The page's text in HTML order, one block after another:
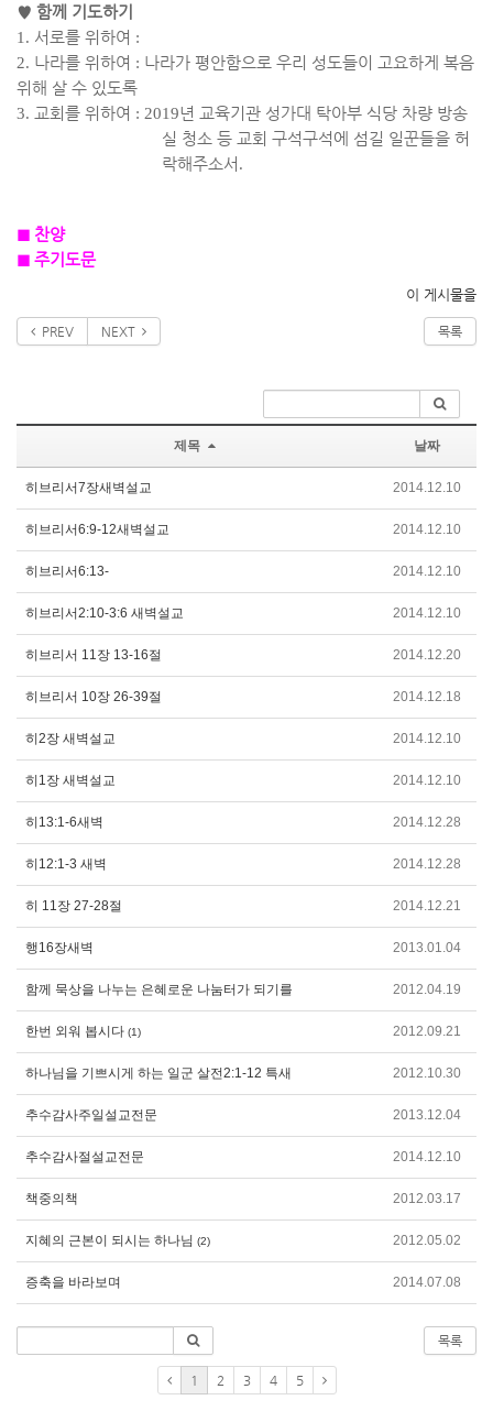
♥ 함께 기도하기
1. 서로를 위하여 :
2. 나라를 위하여 : 나라가 평안함으로 우리 성도들이 고요하게 복음
위해 살 수 있도록
3. 교회를 위하여 : 2019년 교육기관 성가대 탁아부 식당 차량 방송
실 청소 등 교회 구석구석에 섬길 일꾼들을 허
락해주소서 .
◼ 찬양
◼ 주기도문
이 게시물을
PREV NEXT 목록
제목 날짜
히브리서7장새벽설교 2014.12.10
히브리서6:9-12새벽설교 2014.12.10
히브리서6:13- 2014.12.10
히브리서2:10-3:6 새벽설교 2014.12.10
히브리서 11장 13-16절 2014.12.20
히브리서 10장 26-39절 2014.12.18
히2장 새벽설교 2014.12.10
히1장 새벽설교 2014.12.10
히13:1-6새벽 2014.12.28
히12:1-3 새벽 2014.12.28
히 11장 27-28절 2014.12.21
행16장새벽 2013.01.04
함께 묵상을 나누는 은혜로운 나눔터가 되기를 2012.04.19
한번 외워 봅시다 (1) 2012.09.21
하나님을 기쁘시게 하는 일군 살전2:1-12 특새 2012.10.30
추수감사주일설교전문 2013.12.04
추수감사절설교전문 2014.12.10
책중의책 2012.03.17
지혜의 근본이 되시는 하나님 (2) 2012.05.02
증축을 바라보며 2014.07.08
목록
1 2 3 4 5